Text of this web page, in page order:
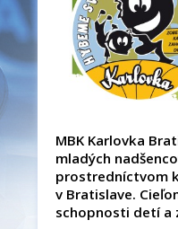
MBK Karlovka
mladých
prostredníctvom
v Bratislave.
schopnosti detí a